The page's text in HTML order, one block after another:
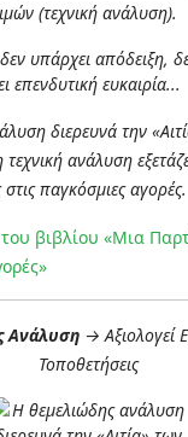
(τεχνική ανάλυση).
διερευνά την
ανάλυση
παγκόσμιες αγορές.
βιβλίου «Μια
Ανάλυση → Αξιολογεί
Τοποθετήσεις